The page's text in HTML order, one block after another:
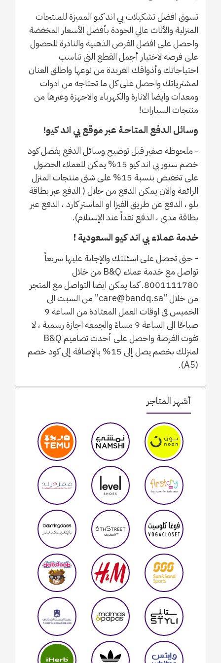
أشهر المتاجر
تسوق افضل تشكيلات بي اند كيو المميزة للمنتجات
المنزلية والأثاث عالي الجودة بأفضل الأسعار المخفضة
واحصل على افضل الفرص الذهبية والنادرة للحصول
على فرصة لاختيار أجمل القطع التي تناسب
احتياجاتك وأذواقك الفريدة من نوعها واطلق العنان
لمشترياتك واحصل على كل ما تحتاجه من ادوات
ومعدات وايضا الانارة والكهرباء والاجهزة وغيرها من
منتجات السيارات!
وسائل الدفع المتاحـة عبر موقع بي اند كيو!
- ملحوظة صغير قبل توضيح وسائل الدفع بفضل كود
خصم ستور بي اند كيو 15% يمكن للعملاء الحصول
على تخفيض بنسبة 15% على شتى منتجات المنزل
الرائعة والان يمكن الدفع من خلال ( الدفع عبر بطاقة
بلو ، الدفع عن طريق الفيزا او الماستر كارد ، الدفع عبر
بطاقة مدي ، الدفع نقداً عند الإستلام).
خدمة عملاء بي اند كيو السعودية !
- حتى تحصل على اسئلتك والإجابة عليها سريعاً
تواصل مع خدمة عملاء B&Q من خلال
8001111780. كما يمكن ايضا التواصل مع المتجر
من خلال “care@bandq.sa” من السبت الى
الخميس فى اوقات العمل المعتادة من الساعة 9
صباحًا الى الساعة 9 مساءً والجمعة اجازة رسمية ، لا
تفوت الفرصة واحصل على أحدث تصاميم B&Q
لمنزلك بخصم يصل إلى 15% بالإضافة إلى كود خصم
(A5).